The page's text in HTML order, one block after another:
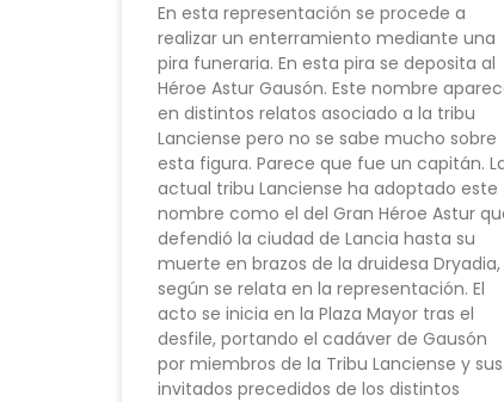
En esta representación se procede a
realizar un enterramiento mediante una
pira funeraria. En esta pira se deposita al
Héroe Astur Gausón. Este nombre
en distintos relatos asociado a la tribu
Lanciense pero no se sabe mucho sobre
esta figura. Parece que fue un capitán.
actual tribu Lanciense ha adoptado este
nombre como el del Gran Héroe Astur
defendió la ciudad de Lancia hasta su
muerte en brazos de la druidesa Dryadia,
según se relata en la representación. El
acto se inicia en la Plaza Mayor tras el
desfile, portando el cadáver de Gausón
por miembros de la Tribu Lanciense y sus
invitados precedidos de los distintos